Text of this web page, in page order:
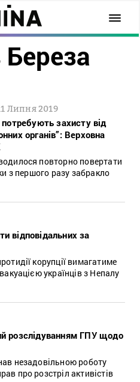
Липня 2019
потребують захисту від
органів”: Верховна
повторно повертати
з першого разу забракло
відповідальних за
корупції вимагатиме
українців з Непалу
розслідуванням ГПУ щодо
незадовільною роботу
про розстріл активістів